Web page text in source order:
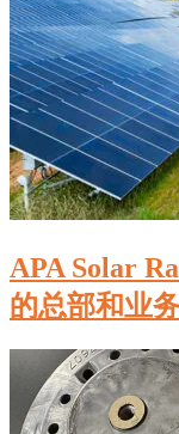
APA Solar
的总部和业